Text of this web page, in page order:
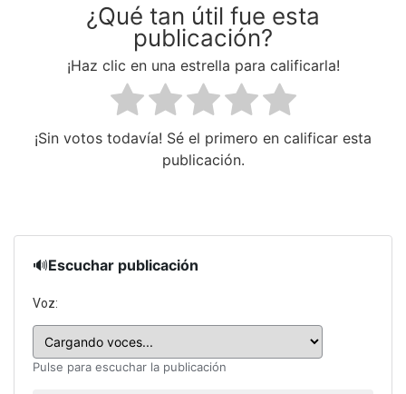
¿Qué tan útil fue esta
publicación?
¡Haz clic en una estrella para calificarla!
¡Sin votos todavía! Sé el primero en calificar esta
publicación.
🔊Escuchar publicación
Voz:
Pulse para escuchar la publicación